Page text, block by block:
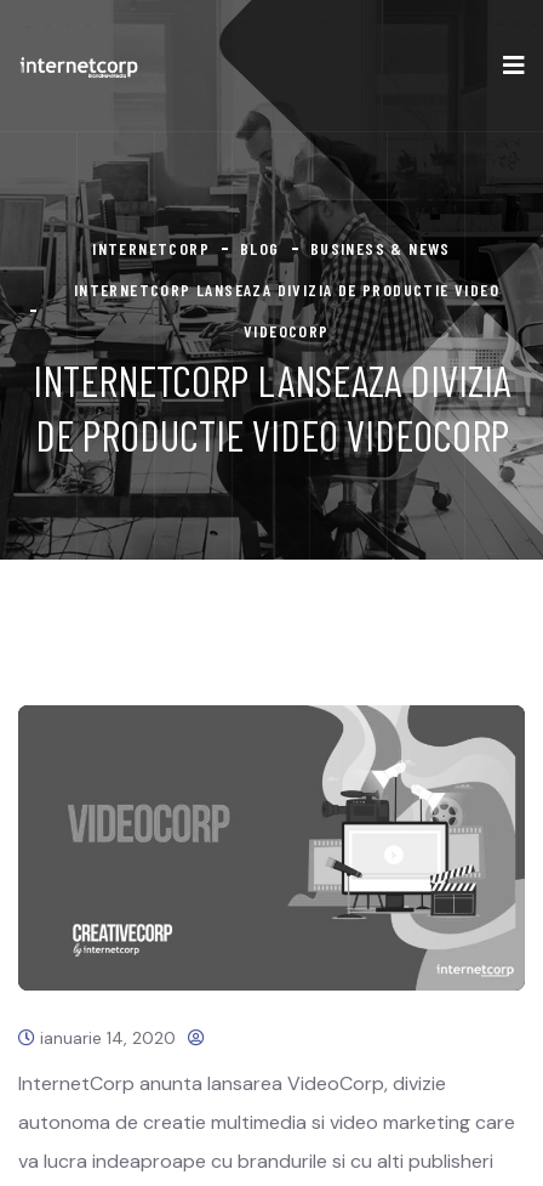
INTERNETCORP BLOG
BUSINESS & NEWS
INTERNETCORP LANSEAZA DIVIZIA DE PRODUCTIE VIDEO
VIDEOCORP
INTERNETCORP LANSEAZA DIVIZIA
DE PRODUCTIE VIDEO VIDEOCORP
ianuarie 14, 2020
InternetCorp anunta lansarea VideoCorp, divizie
autonoma de creatie multimedia si video marketing care
va lucra indeaproape cu brandurile si cu alti publisheri